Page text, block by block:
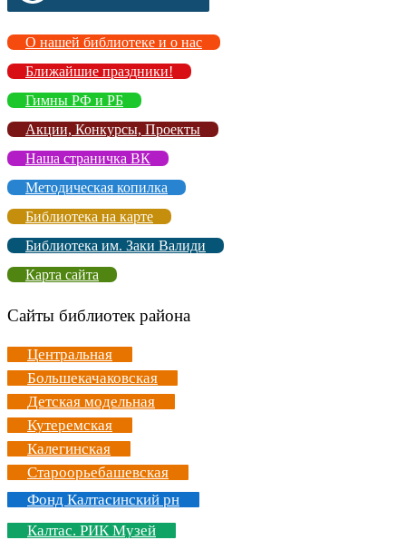
О нашей библиотеке и о нас
Ближайшие праздники!
Гимны РФ и РБ
Акции, Конкурсы, Проекты
Наша страничка ВК
Методическая копилка
Библиотека на карте
Библиотека им. Заки Валиди
Карта сайта
Сайты библиотек района
Центральная
Большекачаковская
Детская модельная
Кутеремская
Калегинская
Староорьебашевская
Фонд Калтасинский рн
Калтас. РИК Музей